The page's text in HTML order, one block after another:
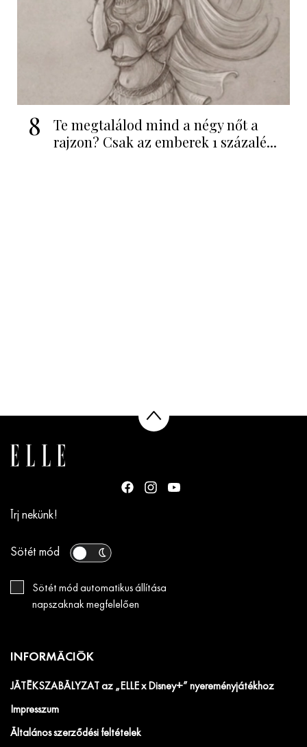
8
Te megtalálod mind a négy nőt a
rajzon? Csak az emberek 1 százalé...
Írj nekünk!
Sötét mód
Sötét mód automatikus állítása
napszaknak megfelelően
INFORMÁCIÓK
JÁTÉKSZABÁLYZAT az „ELLE x Disney+” nyereményjátékhoz
Impresszum
Általános szerződési feltételek